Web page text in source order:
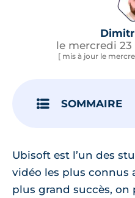
le mercredi
[ mis à jour le
SOMMAIRE
Ubisoft est l’un des
vidéo les plus connus
plus grand succès, on